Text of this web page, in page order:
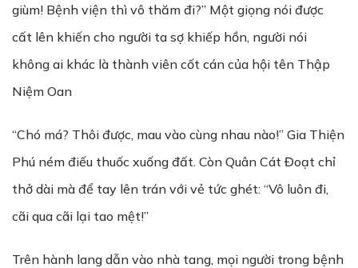
giùm! Bệnh viện thì vô thăm đi?” Một giọng nói được
cất lên khiến cho người ta sợ khiếp hồn, người nói
không ai khác là thành viên cốt cán của hội tên Thập
Niệm Oan
“Chó má? Thôi được, mau vào cùng nhau nào!” Gia Thiện
Phú ném điếu thuốc xuống đất. Còn Quân Cát Đoạt chỉ
thở dài mà để tay lên trán với vẻ tức ghét: “Vô luôn đi,
cãi qua cãi lại tao mệt!”
Trên hành lang dẫn vào nhà tang, mọi người trong bệnh